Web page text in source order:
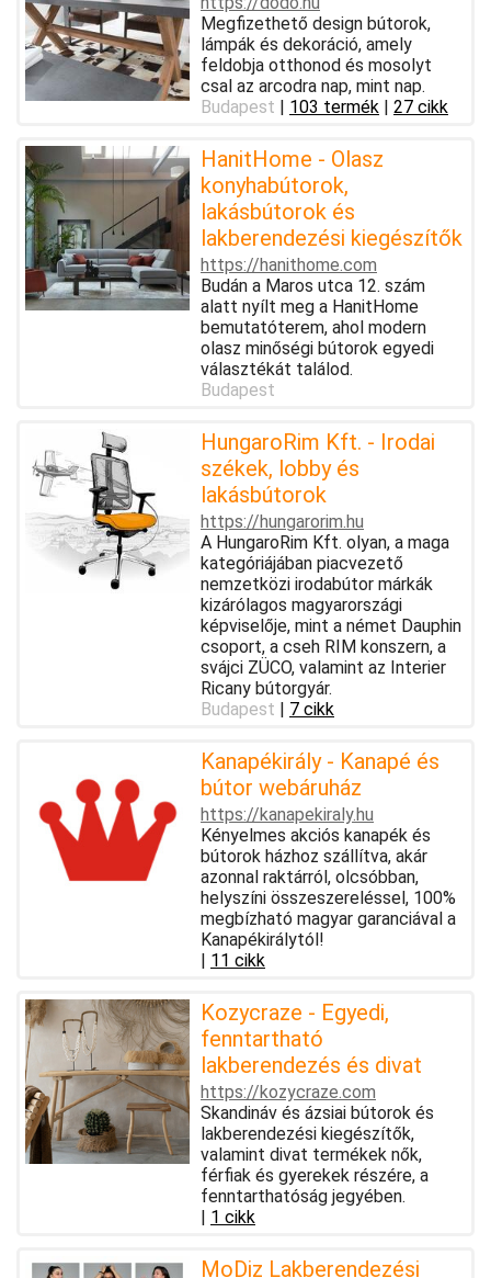
Megfizethető design bútorok,
lámpák és dekoráció, amely
feldobja otthonod és mosolyt
csal az arcodra nap, mint nap.
Budapest | 103 termék | 27 cikk
HanitHome - Olasz
konyhabútorok,
lakásbútorok és
lakberendezési kiegészítők
https://hanithome.com
Budán a Maros utca 12. szám
alatt nyílt meg a HanitHome
bemutatóterem, ahol modern
olasz minőségi bútorok egyedi
választékát találod.
Budapest
HungaroRim Kft. - Irodai
székek, lobby és
lakásbútorok
https://hungarorim.hu
A HungaroRim Kft. olyan, a maga
kategóriájában piacvezető
nemzetközi irodabútor márkák
kizárólagos magyarországi
képviselője, mint a német Dauphin
csoport, a cseh RIM konszern, a
svájci ZÜCO, valamint az Interier
Ricany bútorgyár.
Budapest | 7 cikk
Kanapékirály - Kanapé és
bútor webáruház
https://kanapekiraly.hu
Kényelmes akciós kanapék és
bútorok házhoz szállítva, akár
azonnal raktárról, olcsóbban,
helyszíni összeszereléssel, 100%
megbízható magyar garanciával a
Kanapékirálytól!
| 11 cikk
Kozycraze - Egyedi,
fenntartható
lakberendezés és divat
https://kozycraze.com
Skandináv és ázsiai bútorok és
lakberendezési kiegészítők,
valamint divat termékek nők,
férfiak és gyerekek részére, a
fenntarthatóság jegyében.
| 1 cikk
MoDiz Lakberendezési